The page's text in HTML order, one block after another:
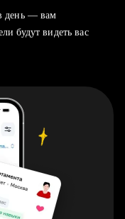
день — вам
будут видеть вас